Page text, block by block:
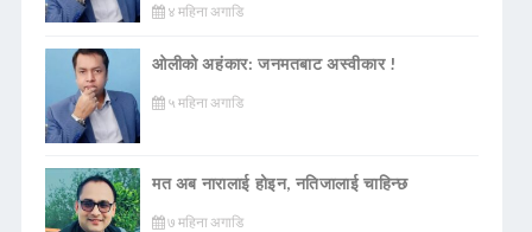
४ महिना अगाडि
ओलीको अहंकार: जनमतबाट अस्वीकार !
५ महिना अगाडि
मत अब नारालाई होइन, नतिजालाई चाहिन्छ
७ महिना अगाडि